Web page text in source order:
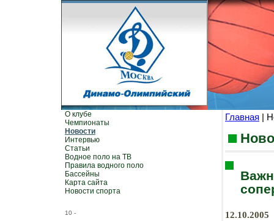
О клубе
Чемпионаты
Новости
Интервью
Статьи
Водное поло на ТВ
Правила водного поло
Бассейны
Карта сайта
Новости спорта
10 -
Главная |
12.10.2005